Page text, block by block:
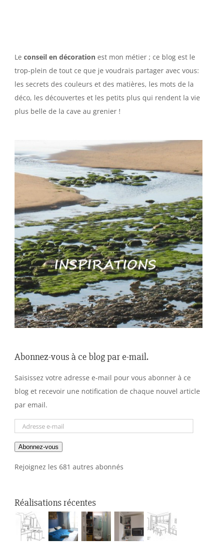
Le conseil en décoration est mon métier ; ce blog est le
trop-plein de tout ce que je voudrais partager avec vous:
les secrets des couleurs et des matières, les mots de la
déco, les découvertes et les petits plus qui rendent la vie
plus belle de la cave au grenier !
Abonnez-vous à ce blog par e-mail.
Saisissez votre adresse e-mail pour vous abonner à ce
blog et recevoir une notification de chaque nouvel article
par email.
Adresse
mail
Abonnez-vous
Rejoignez les 681 autres abonnés
Réalisations récentes